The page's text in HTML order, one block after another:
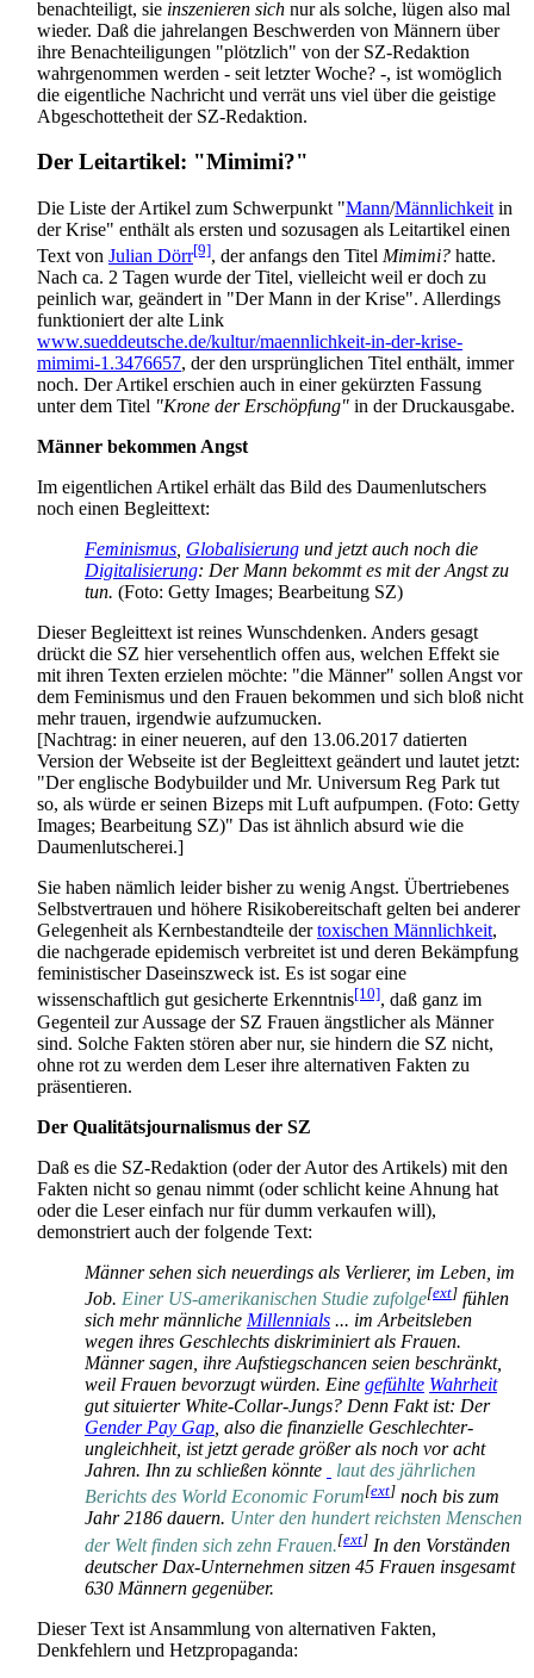
benachteiligt, sie inszenieren sich nur als solche, lügen also mal
wieder. Daß die jahrelangen Beschwerden von Männern über
ihre Benachteiligungen "plötzlich" von der SZ-Redaktion
wahrgenommen werden - seit letzter Woche? -, ist womöglich
die eigentliche Nachricht und verrät uns viel über die geistige
Abgeschottetheit der SZ-Redaktion.
Der Leitartikel: "Mimimi?"
Die Liste der Artikel zum Schwerpunkt "Mann/Männlichkeit in
der Krise" enthält als ersten und sozusagen als Leitartikel einen
Text von Julian Dörr[9], der anfangs den Titel Mimimi? hatte.
Nach ca. 2 Tagen wurde der Titel, vielleicht weil er doch zu
peinlich war, geändert in "Der Mann in der Krise". Allerdings
funktioniert der alte Link
www.sueddeutsche.de/kultur/maennlichkeit-in-der-krise-
mimimi-1.3476657, der den ursprünglichen Titel enthält, immer
noch. Der Artikel erschien auch in einer gekürzten Fassung
unter dem Titel "Krone der Erschöpfung" in der Druckausgabe.
Männer bekommen Angst
Im eigentlichen Artikel erhält das Bild des Daumen­lutschers
noch einen Begleittext:
Feminismus, Globalisierung und jetzt auch noch die
Digitalisierung: Der Mann bekommt es mit der Angst zu
tun. (Foto: Getty Images; Bearbeitung SZ)
Dieser Begleittext ist reines Wunschdenken. Anders gesagt
drückt die SZ hier versehentlich offen aus, welchen Effekt sie
mit ihren Texten erzielen möchte: "die Männer" sollen Angst vor
dem Feminismus und den Frauen bekommen und sich bloß nicht
mehr trauen, irgendwie aufzumucken.
[Nachtrag: in einer neueren, auf den 13.06.2017 datierten
Version der Webseite ist der Begleittext geändert und lautet jetzt:
"Der englische Bodybuilder und Mr. Universum Reg Park tut
so, als würde er seinen Bizeps mit Luft aufpumpen. (Foto: Getty
Images; Bearbeitung SZ)" Das ist ähnlich absurd wie die
Daumen­lutscherei.]
Sie haben nämlich leider bisher zu wenig Angst. Übertriebenes
Selbstvertrauen und höhere Risiko­bereitschaft gelten bei anderer
Gelegenheit als Kern­bestand­teile dertoxischen Männlichkeit,
die nachgerade epidemisch verbreitet ist und deren Bekämpfung
feministischer Daseins­zweck ist. Es ist sogar eine
wissenschaftlich gut gesicherte Erkenntnis[10], daß ganz im
Gegenteil zur Aussage der SZ Frauen ängstlicher als Männer
sind. Solche Fakten stören aber nur, sie hindern die SZ nicht,
ohne rot zu werden dem Leser ihre alternativen Fakten zu
präsentieren.
Der Qualitätsjournalismus der SZ
Daß es die SZ-Redaktion (oder der Autor des Artikels) mit den
Fakten nicht so genau nimmt (oder schlicht keine Ahnung hat
oder die Leser einfach nur für dumm verkaufen will),
demonstriert auch der folgende Text:
Männer sehen sich neuerdings als Verlierer, im Leben, im
Job. Einer US-amerikanischen Studie zufolge[ext] fühlen
sich mehr männliche Millennials ... im Arbeits­leben
wegen ihres Geschlechts diskriminiert als Frauen.
Männer sagen, ihre Aufstiegs­chancen seien beschränkt,
weil Frauen bevorzugt würden. Eine gefühlte Wahrheit
gut situierter White-Collar-Jungs? Denn Fakt ist: Der
Gender Pay Gap , also die finanzielle Geschlechter­
ungleichheit, ist jetzt gerade größer als noch vor acht
Jahren. Ihn zu schließen könnte
laut des jährlichen
Berichts des World Economic Forum[ext] noch bis zum
Jahr 2186 dauern. Unter den hundert reichsten Menschen
der Welt finden sich zehn Frauen.[ext] In den Vorständen
deutscher Dax-Unternehmen sitzen 45 Frauen insgesamt
630 Männern gegenüber.
Dieser Text ist Ansammlung von alternativen Fakten,
Denkfehlern und Hetzpropaganda: